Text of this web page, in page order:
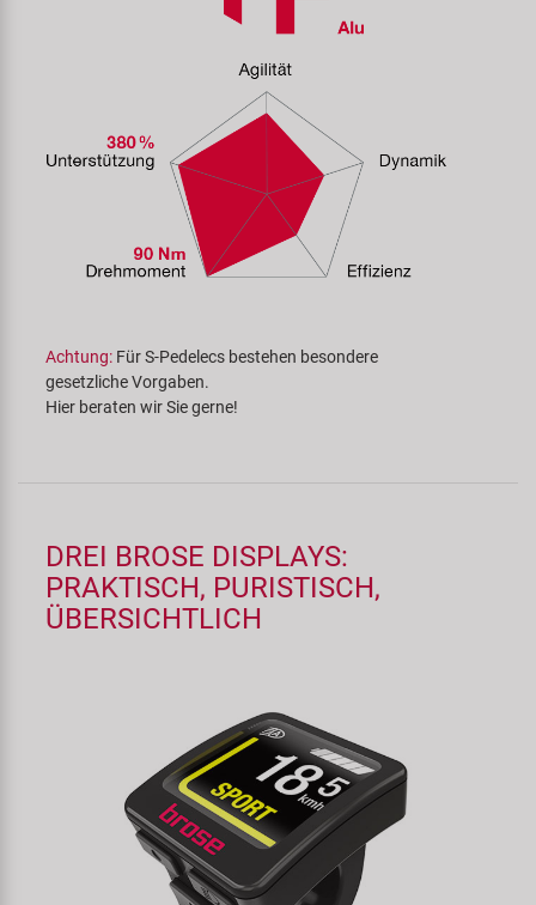
Achtung: Für S-Pedelecs bestehen besondere
gesetzliche Vorgaben.
Hier beraten wir Sie gerne!
DREI BROSE DISPLAYS:
PRAKTISCH, PURISTISCH,
ÜBERSICHTLICH